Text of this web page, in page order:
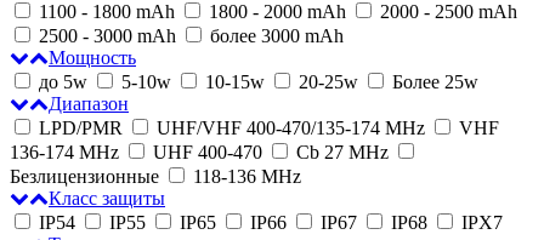
1100 - 1800 mAh
1800 - 2000 mAh
2000 - 2500 mAh
2500 - 3000 mAh
более 3000 mAh
Мощность
до 5w
5-10w 10-15w 20-25w
Более 25w
Диапазон
LPD/PMR
UHF/VHF 400-470/135-174 MHz
VHF
136-174 MHz
UHF 400-470
Cb 27 MHz
Безлицензионные
118-136 MHz
Класс защиты
IP54
IP55 IP65 IP66 IP67 IP68
IPX7